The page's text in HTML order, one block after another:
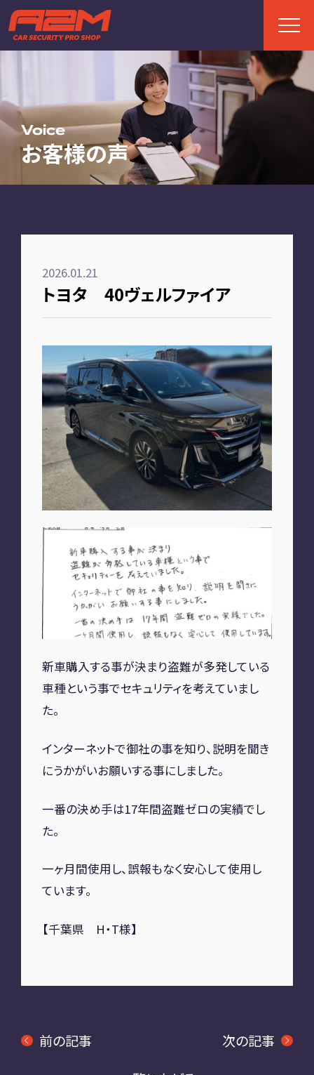
Voice
お客様の声
2026.01.21
トヨタ 40ヴェルファイア
新車購入する事が決まり盗難が多発している
車種という事でセキュリティを考えていまし
た。
インターネットで御社の事を知り、説明を聞き
にうかがいお願いする事にしました。
一番の決め手は17年間盗難ゼロの実績でし
た。
一ヶ月間使用し、誤報もなく安心して使用し
ています。
【千葉県 H・T様】
前の記事
次の記事
TOP
ABOUT
A2Mについて
FAQ
お客様の声
PLAN
車種別プラン
SHOP
A2M 本店
A2M 仙台
A2M 宇都宮
A2M 愛知
A2M USC
アップデート サポートセンター
CONTACT
お問い合わせ
RECRUIT
リクルート